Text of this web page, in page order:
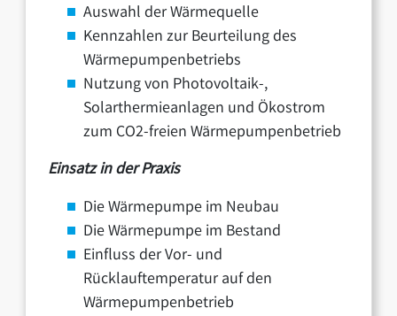
Auswahl der Wärmequelle
Kennzahlen zur Beurteilung des
Wärmepumpenbetriebs
Nutzung von Photovoltaik-,
Solarthermieanlagen und Ökostrom
zum CO2-freien Wärmepumpenbetrieb
Einsatz in der Praxis
Die Wärmepumpe im Neubau
Die Wärmepumpe im Bestand
Einfluss der Vor- und
Rücklauftemperatur auf den
Wärmepumpenbetrieb